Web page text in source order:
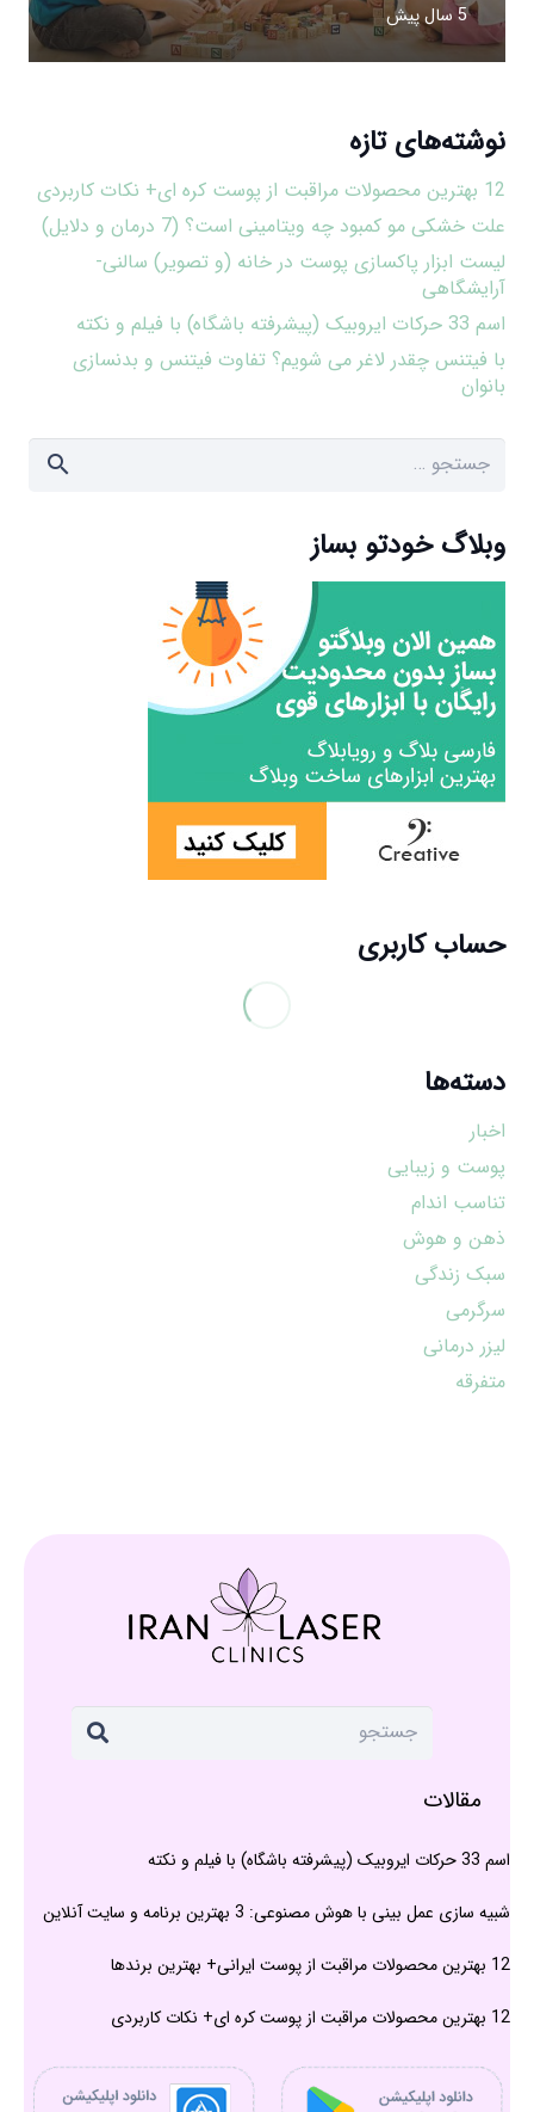
5 سال پیش
نوشته‌های تازه
12 بهترین محصولات مراقبت از پوست کره ای+ نکات کاربردی
علت خشکی مو کمبود چه ویتامینی است؟ (7 درمان و دلایل)
لیست ابزار پاکسازی پوست در خانه (و تصویر) سالنی-
آرایشگاهی
اسم 33 حرکات ایروبیک (پیشرفته باشگاه) با فیلم و نکته
با فیتنس چقدر لاغر می شویم؟ تفاوت فیتنس و بدنسازی
بانوان
جستجو
وبلاگ خودتو بساز
حساب کاربری
دسته‌ها
اخبار
پوست و زیبایی
تناسب اندام
ذهن و هوش
سبک زندگی
سرگرمی
لیزر درمانی
متفرقه
مقالات
اسم 33 حرکات ایروبیک (پیشرفته باشگاه) با فیلم و نکته
شبیه سازی عمل بینی با هوش مصنوعی: 3 بهترین برنامه و سایت آنلاین
12 بهترین محصولات مراقبت از پوست ایرانی+ بهترین برندها
12 بهترین محصولات مراقبت از پوست کره ای+ نکات کاربردی